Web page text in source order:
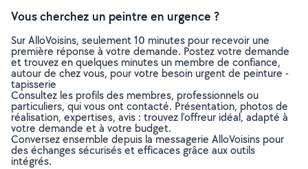
Vous cherchez un peintre en urgence ?
Sur AlloVoisins, seulement 10 minutes pour recevoir une
première réponse à votre demande. Postez votre demande
et trouvez en quelques minutes un membre de confiance,
autour de chez vous, pour votre besoin urgent de peinture -
tapisserie
Consultez les profils des membres, professionnels ou
particuliers, qui vous ont contacté. Présentation, photos de
réalisation, expertises, avis : trouvez l'offreur idéal, adapté à
votre demande et à votre budget.
Conversez ensemble depuis la messagerie AlloVoisins pour
des échanges sécurisés et efficaces grâce aux outils
intégrés.